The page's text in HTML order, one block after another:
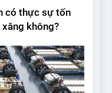
có thực sự tốn
xăng không?
xuất
PHẠM VI PIN
phạm vi thực tế
3 LR 2024